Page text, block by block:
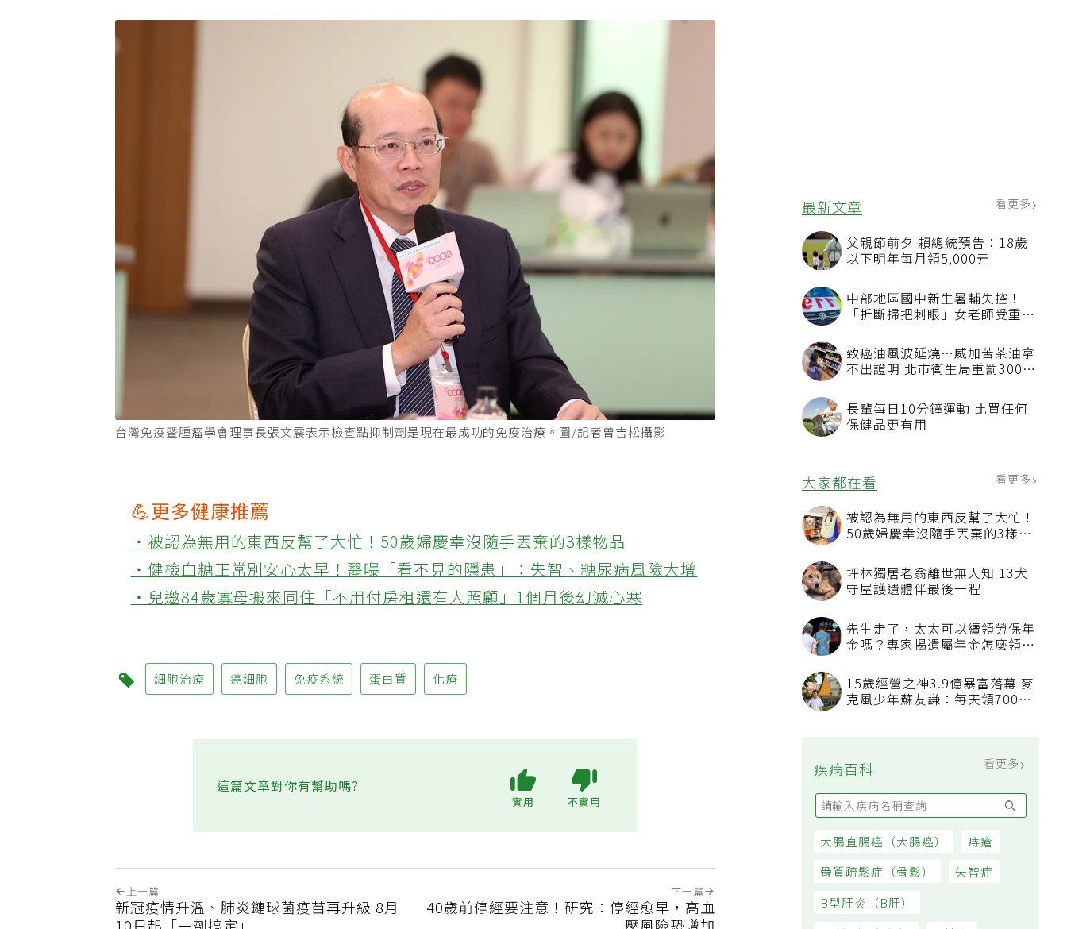
最新文章 看更多
父親節前夕 賴總統預告：18歲
以下明年每月領5,000元
中部地區國中新生暑輔失控！
「折斷掃把刺眼」女老師受重傷
致癌油風波延燒…威加苦茶油拿
不出證明 北市衛生局重罰300萬
長輩每日10分鐘運動 比買任何
保健品更有用
大家都在看
被認為無用的東西反幫了大忙！
50歲婦慶幸沒隨手丟棄的3樣物
坪林獨居老翁離世無人知 13犬
守屋護遺體伴最後一程
先生走了，太太可以續領勞保年
看順位還要看資格
15歲經營之神3.9億暴富落幕 麥
疾病百科
台灣免疫暨腫瘤學會理事長張文震表示檢查點抑制劑是現在最成功的免疫治療。圖/記者曾吉松攝影
💪更多健康推薦
‧被認為無用的東西反幫了大忙！50歲婦慶幸沒隨手丟棄的3樣物品
‧健檢血糖正常別安心太早！醫曝「看不見的隱患」：失智、糖尿病風險大增
‧兒邀84歲寡母搬來同住「不用付房租還有人照顧」1個月後幻滅心寒
細胞治療 癌細胞 免疫系統 蛋白質 化療
上一篇
新冠疫情升溫、肺炎鏈球菌疫苗再升級 8月
下一篇
40歲前停經要注意！研究：停經愈早，高血